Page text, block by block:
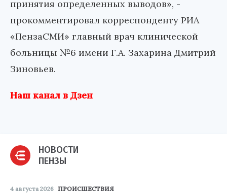
принятия определенных выводов», -
прокомментировал корреспонденту РИА
«ПензаСМИ» главный врач клинической
больницы №6 имени Г.А. Захарина Дмитрий
Зиновьев.
Наш канал в Дзен
НОВОСТИ
ПЕНЗЫ
4 августа 2026 ПРОИСШЕСТВИЯ